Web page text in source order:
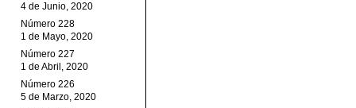
4 de Junio, 2020
Número 228
1 de Mayo, 2020
Número 227
1 de Abril, 2020
Número 226
5 de Marzo, 2020